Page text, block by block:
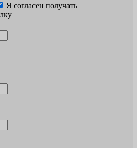
Я согласен получать